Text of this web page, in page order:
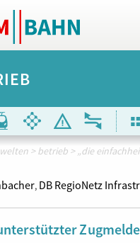
>betrieb > „die
, DB RegioNetz